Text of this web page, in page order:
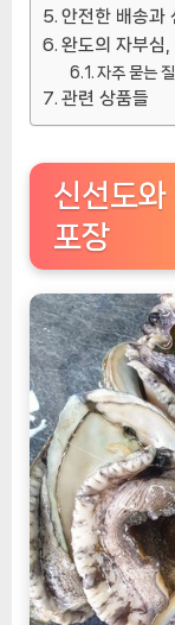
안전한 배송과
완도의 자부심,
자주 묻는
관련 상품들
신선도와
포장